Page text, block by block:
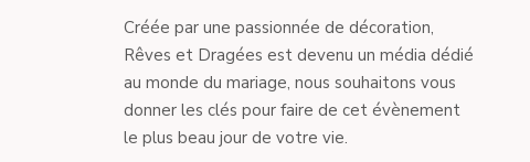
Créée par une passionnée de décoration,
Rêves et Dragées est devenu un média dédié
au monde du mariage, nous souhaitons vous
donner les clés pour faire de cet évènement
le plus beau jour de votre vie.